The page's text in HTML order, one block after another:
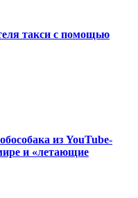
такси с помощью
из YouTube-
и «летающие